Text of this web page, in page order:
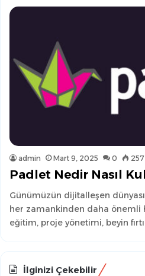
admin Mart 9, 2025 0 257
Padlet Nedir Nasıl
Günümüzün dijitalleşen
her zamankinden daha önemli
eğitim, proje yönetimi, beyin
İlginizi Çekebilir